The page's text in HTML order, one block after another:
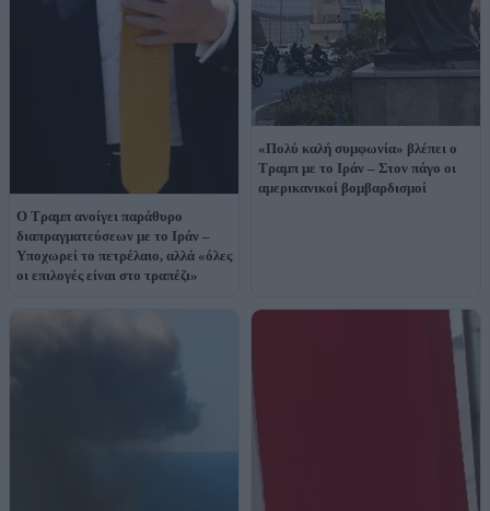
O Τραμπ ανοίγει παράθυρο
διαπραγματεύσεων με το Ιράν –
Υποχωρεί το πετρέλαιο, αλλά «όλες
οι επιλογές είναι στο τραπέζι»
«Πολύ καλή συμφωνία» βλέπει ο
Τραμπ με το Ιράν – Στον πάγο οι
αμερικανικοί βομβαρδισμοί